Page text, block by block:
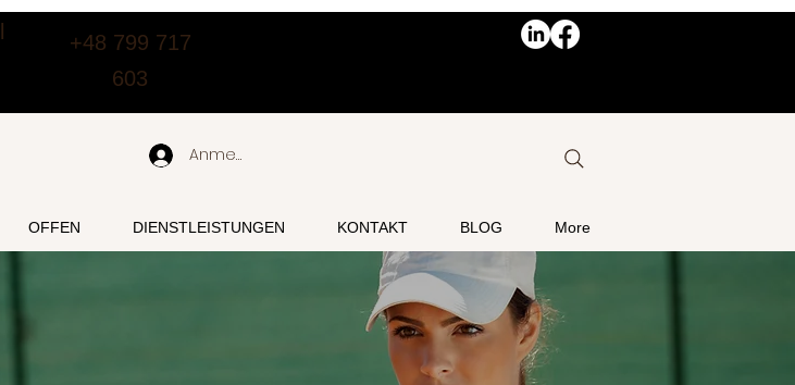
+48 799 717
603
Anmelden
OFFEN DIENSTLEISTUNGEN KONTAKT BLOG More